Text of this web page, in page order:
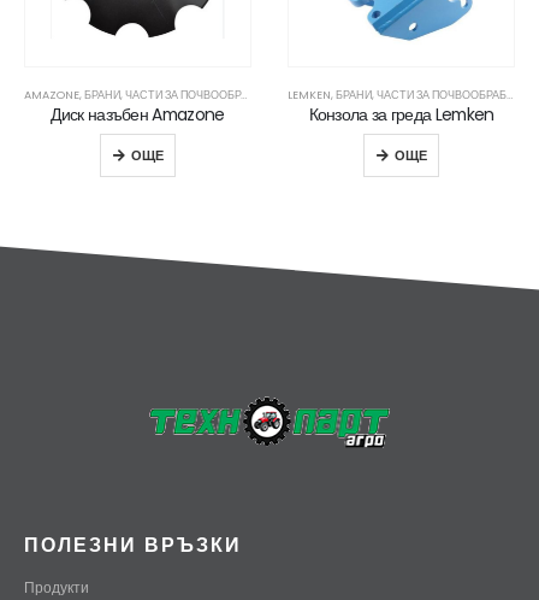
AMAZONE,БРАНИ,ЧАСТИ ЗА ПОЧВООБРАБОТВАЩА ТЕХНИКА
Диск назъбен Amazone
ОЩЕ
LEMKEN,БРАНИ,ЧАСТИ ЗА ПОЧВООБРАБОТВАЩА ТЕХНИКА
Конзола за греда Lemken
ОЩЕ
ПОЛЕЗНИ ВРЪЗКИ
Продукти